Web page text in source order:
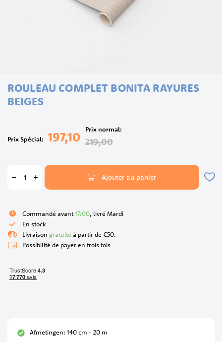
the
beginning
images
ROULEAU COMPLET BONITA RAYURES
BEIGES
Prix Spécial 197,10 Prix normal
219,00
Ajouter au panier
Commandé avant17:00, livré Mardi
En stock
Livraison gratuite à partir de €50.
Possibilité de payer en trois fois
Afmetingen: 140 cm - 20 m